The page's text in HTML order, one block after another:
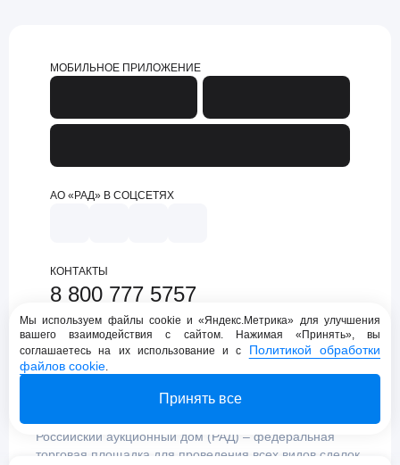
МОБИЛЬНОЕ ПРИЛОЖЕНИЕ
АО «РАД» В СОЦСЕТЯХ
КОНТАКТЫ
8 800 777 5757
support@lot-online.ru
Техническая поддержка
Российский аукционный дом (РАД) – федеральная
торговая площадка для проведения всех видов сделок
Мы используем файлы cookie и «Яндекс.Метрика» для улучшения
вашего взаимодействия с сайтом. Нажимая «Принять», вы
соглашаетесь на их использование и с Политикой обработки
файлов cookie.
Принять все